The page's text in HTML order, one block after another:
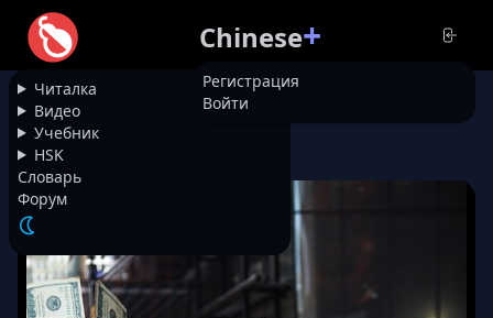
Читалка
Видео
Учебник
HSK
Словарь
Форум
Chinese+
Регистрация
Войти
НАЗАД
Как выбирали Трампа